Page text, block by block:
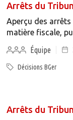
Arrêts du
Aperçu des
matière fiscale,
Équipe
Décisions BGer
Arrêts du